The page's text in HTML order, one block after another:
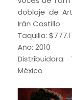
doblaje de
Irán Castillo
Taquilla:
Año: 2010
México